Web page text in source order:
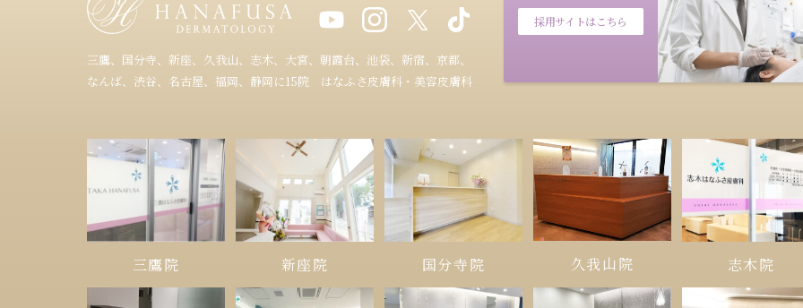
採用サイトはこちら
三鷹、国分寺、新座、久我山、志木、大宮、朝霞台、池袋、新宿、京都、
なんば、渋谷、名古屋、福岡、静岡に15院 はなふさ皮膚科・美容皮膚科
三鷹院 新座院 国分寺院 久我山院 志木院